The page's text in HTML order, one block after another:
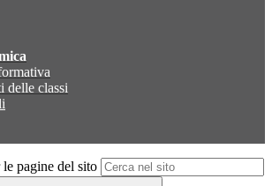
delle classi
pagine del sito